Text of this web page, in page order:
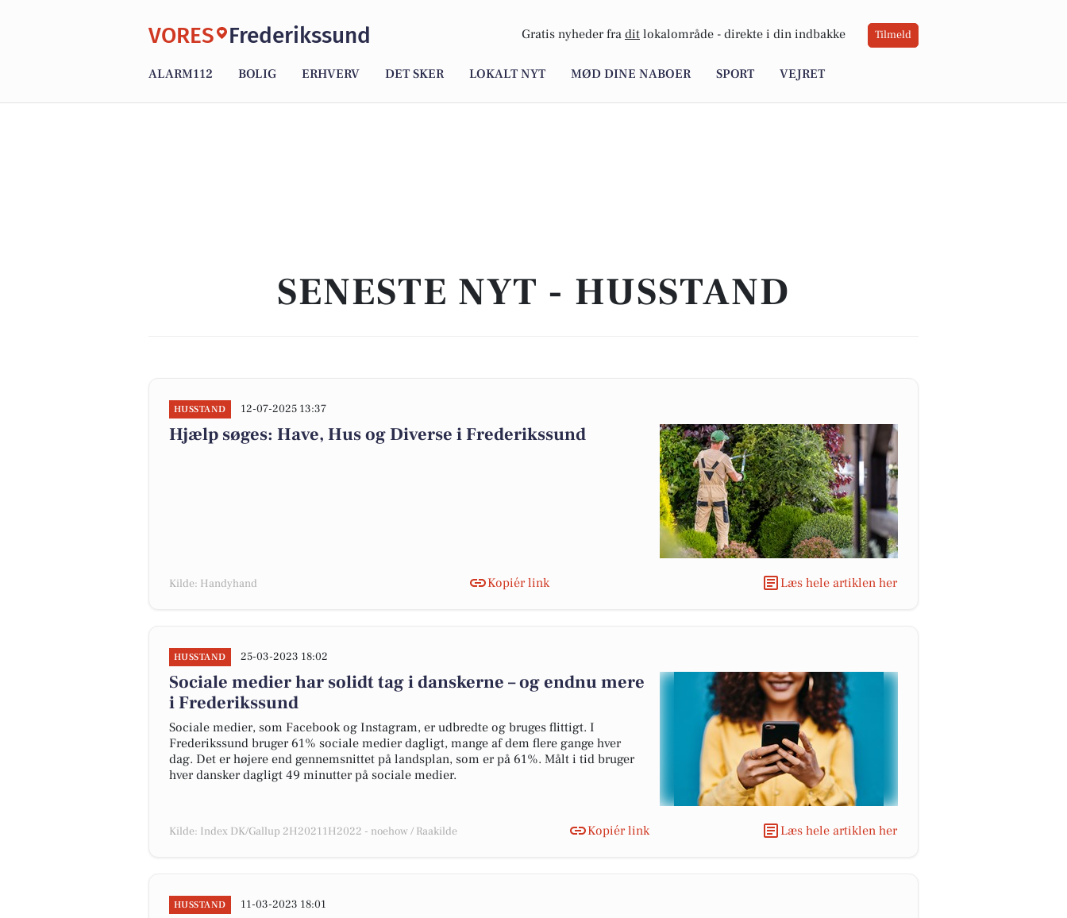
VORES Frederikssund Gratis nyheder fra dit lokalområde - direkte i din indbakke Tilmeld
ALARM112 BOLIG ERHVERV DET SKER LOKALT NYT MØD DINE NABOER SPORT VEJRET
SENESTE NYT - HUSSTAND
HUSSTAND 12-07-2025 13:37
Hjælp søges: Have, Hus og Diverse i Frederikssund
Kilde: Handyhand Kopiér link Læs hele artiklen her
HUSSTAND 25-03-2023 18:02
Sociale medier har solidt tag i danskerne – og endnu mere
i Frederikssund
Sociale medier, som Facebook og Instagram, er udbredte og bruges flittigt. I
Frederikssund bruger 61% sociale medier dagligt, mange af dem flere gange hver
dag. Det er højere end gennemsnittet på landsplan, som er på 61%. Målt i tid bruger
hver dansker dagligt 49 minutter på sociale medier.
Kilde: Index DK/Gallup 2H20211H2022 - noehow / Raakilde Kopiér link Læs hele artiklen her
HUSSTAND 11-03-2023 18:01